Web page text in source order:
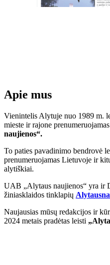
Apie mus
Vienintelis Alytuje nuo 1989 m.
mieste ir rajone prenumeruojamas
naujienos“.
To paties pavadinimo bendrovė
prenumeruojamas Lietuvoje ir
alytiškiai.
UAB „Alytaus naujienos“ yra ir
žiniasklaidos tinklapių
Naujausias mūsų redakcijos ir
2024 metais pradėtas leisti